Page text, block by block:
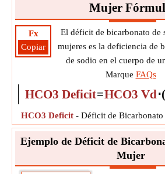
Mujer
Fx
Copiar
El déficit de bicarbonato de
mujeres es la deficiencia de
de sodio en el cuerpo de
Marque FAQs
HCO3 Deficit=HCO3 Vd⋅(
HCO3 Deficit - Déficit de
Ejemplo de Déficit de
Mujer